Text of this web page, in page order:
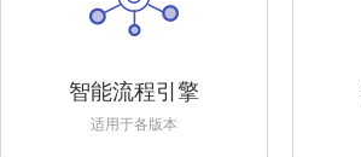
智能流程引擎
适用于各版本